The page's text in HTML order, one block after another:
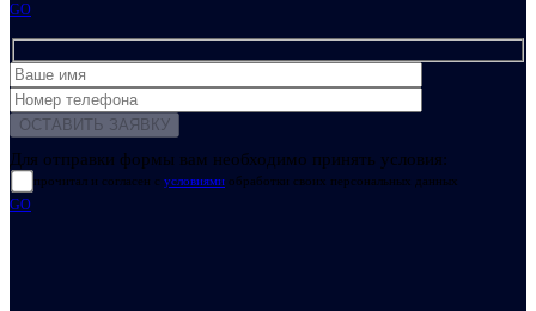
GO
Для отправки формы вам необходимо принять условия:
прочитал и согласен с условиями обработки своих персональных данных
GO